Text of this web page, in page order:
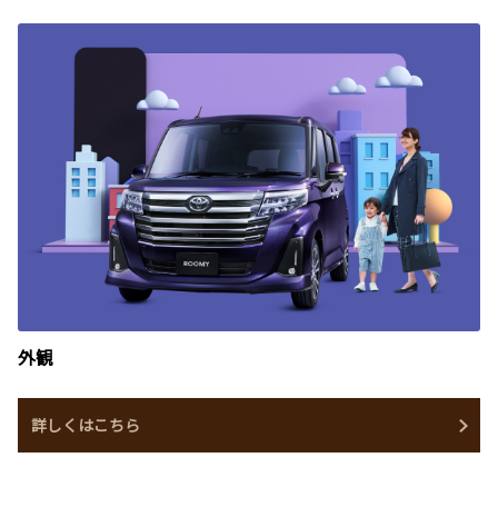
外観
詳しくはこちら